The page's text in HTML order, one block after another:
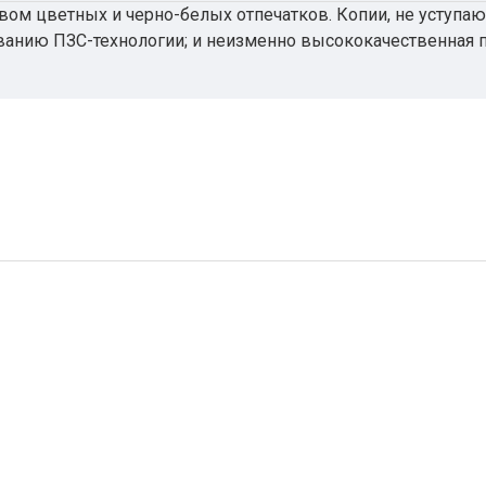
цветных и черно-белых отпечатков. Копии, не
ПЗС-технологии; и неизменно высококачественная
сканирования иуправления в одном устройстве.